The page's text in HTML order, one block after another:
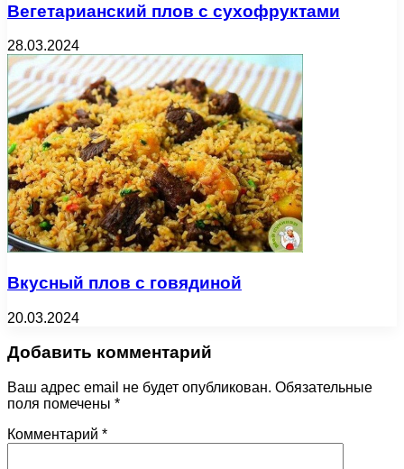
Вегетарианский плов с сухофруктами
28.03.2024
Вкусный плов с говядиной
20.03.2024
Добавить комментарий
Ваш адрес email не будет опубликован. Обязательные
поля помечены *
Комментарий *